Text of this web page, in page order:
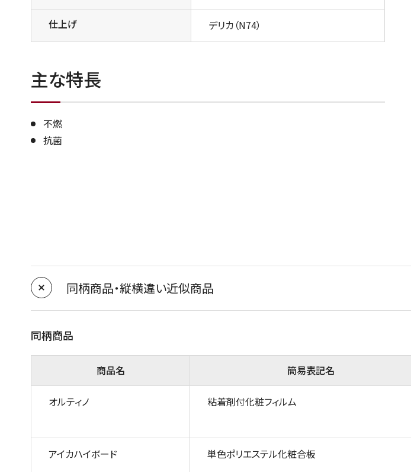
仕上げ デリカ（N74）
主な特長
不燃
抗菌
同柄商品・縦横違い近似商品
同柄商品
商品名 簡易表記名
オルティノ 粘着剤付化粧フィルム
アイカハイボード 単色ポリエステル化粧合板